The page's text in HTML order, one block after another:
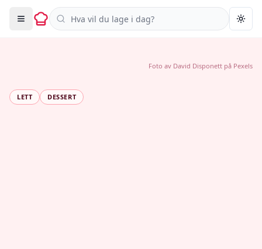
Søk i oppskrifter
LETT DESSERT
Foto av David Disponett på Pexels